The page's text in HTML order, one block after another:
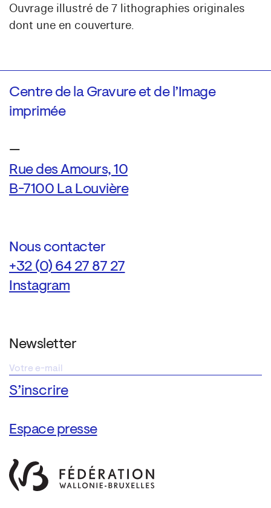
Ouvrage illustré de 7 lithographies originales
dont une en couverture.
Centre de la Gravure et de l’Image
imprimée
—
Rue des Amours, 10
B-7100 La Louvière
Nous contacter
+32 (0) 64 27 87 27
Instagram
Newsletter
Espace presse